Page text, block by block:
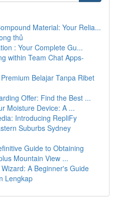
Material: Your Relia...
thủ
: Your Complete Gu...
within Team Chat Apps-
Belajar Tanpa Ribet
Offer: Find the Best ...
Moisture Device: A ...
Introducing RepliFy
Suburbs Sydney
Guide to Obtaining
Mountain View ...
A Beginner's Guide
Lengkap